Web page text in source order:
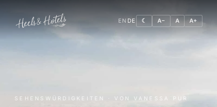
EN DE ☾ A− A A+
SEHENSWÜRDIGKEITEN · VON VANESSA PUR